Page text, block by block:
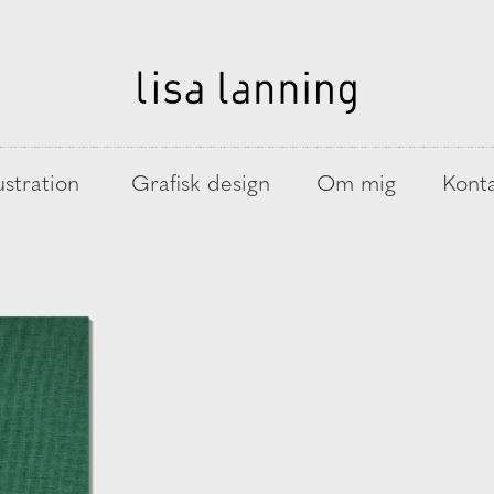
Grafisk design Om mig